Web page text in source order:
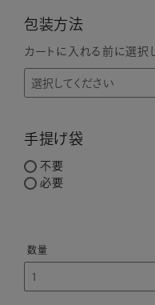
包装方法
カートに入れる前に選択
手提げ袋
不要
必要